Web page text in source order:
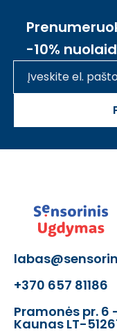
-10%
+370 657 81186
Pramonės pr. 6 -
Kaunas LT-